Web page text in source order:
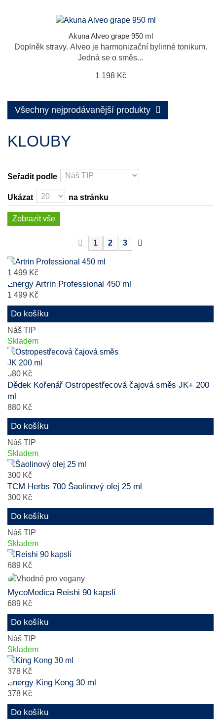
Akuna Alveo grape 950 ml
Doplněk stravy. Alveo je harmonizační bylinné tonikum.
Jedná se o směs...
1 198 Kč
Všechny nejprodávanější produkty
KLOUBY
Seřadit podle
Ukázat na stránku
Zobrazit vše
1 2 3
1 499 Kč
Energy Artrin Professional 450 ml
1 499 Kč
Do košíku
Náš TIP
Skladem
880 Kč
Dědek Kořenář Ostropestřecová čajová směs JK+ 200
ml
880 Kč
Do košíku
Náš TIP
Skladem
300 Kč
TCM Herbs 700 Šaolinový olej 25 ml
300 Kč
Do košíku
Náš TIP
Skladem
689 Kč
MycoMedica Reishi 90 kapslí
689 Kč
Do košíku
Náš TIP
Skladem
378 Kč
Energy King Kong 30 ml
378 Kč
Do košíku